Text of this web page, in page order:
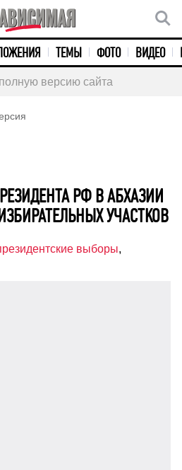
ТЕМЫ ФОТО ВИДЕО
версию сайта
РФ В АБХАЗИИ
УЧАСТКОВ
выборы,